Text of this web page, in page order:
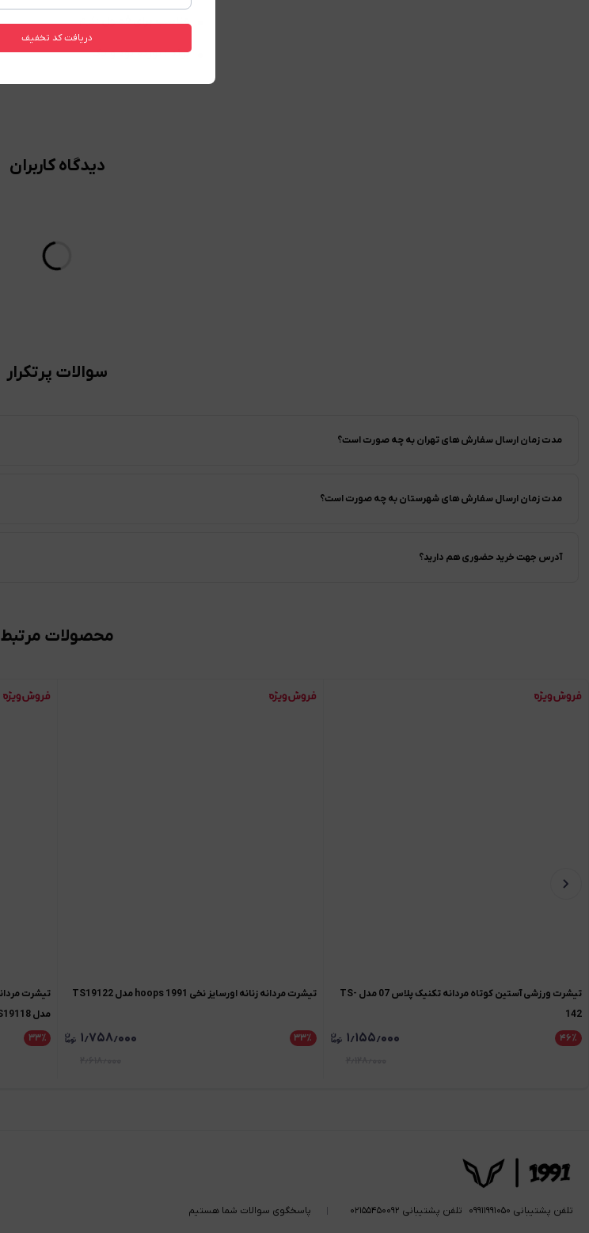
مناسب برای فصول :گرم
برند: نوزده نود و یک
دیدگاه کاربران
سوالات پرتکرار
مدت زمان ارسال سفارش های تهران به چه صورت است؟
مدت زمان ارسال سفارش های شهرستان به چه صورت است؟
آدرس جهت خرید حضوری هم دارید؟
محصولات مرتبط
تیشرت ورزشی آستین کوتاه مردانه تکنیک پلاس 07 مدل TS-
142
۴۶٪ ۱٫۱۵۵٫۰۰۰
تیشرت مردانه زنانه اورسایز نخی 1991 hoops مدل TS19122
۳۳٪ ۱٫۷۵۸٫۰۰۰
مدل TS19118
۳۳٪
تلفن پشتیبانی ۰۹۹۱۱۹۹۱۰۵۰ تلفن پشتیبانی ۰۲۱۵۵۴۵۰۰۹۲ پاسخگوی سوالات شما هستیم
دریافت کد تخفیف